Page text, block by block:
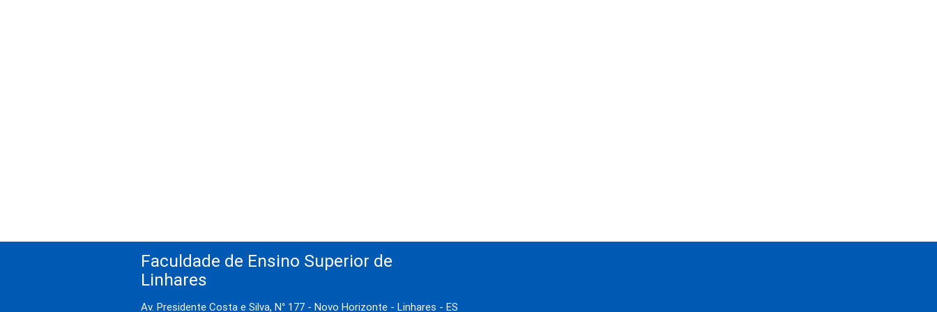
Faculdade de Ensino Superior de
Linhares
Av. Presidente Costa e Silva, N° 177 - Novo Horizonte - Linhares - ES